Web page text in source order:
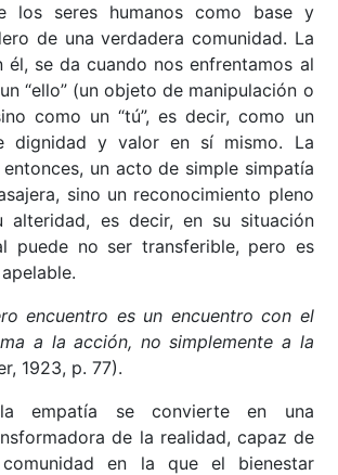
los seres humanos como base y
de una verdadera comunidad. La
él, se da cuando nos enfrentamos al
“ello” (un objeto de manipulación o
como un “tú”, es decir, como un
dignidad y valor en sí mismo. La
un acto de simple simpatía
sino un reconocimiento pleno
es decir, en su situación
puede no ser transferible, pero es
encuentro es un encuentro con el
a la acción, no simplemente a la
1923, p. 77).
empatía se convierte en una
de la realidad, capaz de
en la que el bienestar